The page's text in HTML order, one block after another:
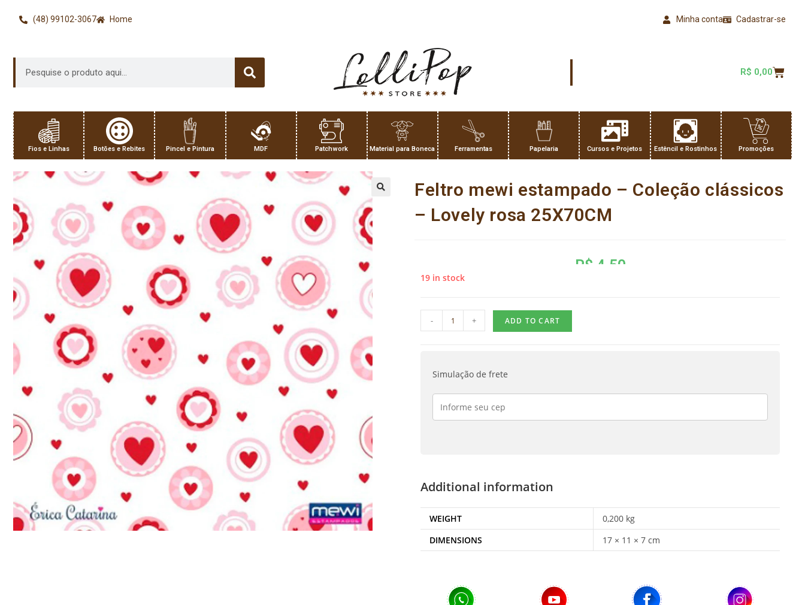
(48) 99102-3067 Home Cadastrar-se
Minha conta
R$ 0,00
Fios e Linhas Botões e Rebites Pincel e Pintura MDF Patchwork Material para Boneca Ferramentas Papelaria Cursos e Projetos Estêncil e Rostinhos Promoções
Feltro mewi estampado – Coleção clássicos
– Lovely rosa 25X70CM
R$ 4,50
19 in stock
- + ADD TO CART
Simulação de frete
Additional information
WEIGHT
0,200 kg
DIMENSIONS
17 × 11 × 7 cm